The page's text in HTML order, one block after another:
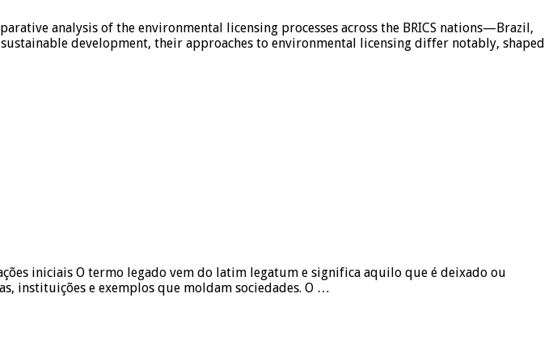
analysis of the environmental licensing processes across the BRICS nations—Brazil,
development, their approaches to environmental licensing differ notably, shaped
iniciais O termo legado vem do latim legatum e significa aquilo que é deixado ou
instituições e exemplos que moldam sociedades. O …